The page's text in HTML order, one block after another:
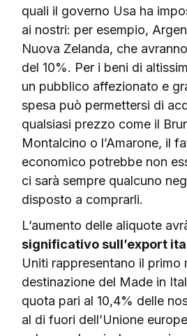
quali il governo Usa ha
ai nostri: per esempio,
Nuova Zelanda, che
del 10%. Per i beni di
un pubblico affezionato e
spesa può permettersi di
qualsiasi prezzo come il
Montalcino o l’Amarone, il
economico potrebbe non
ci sarà sempre qualcuno
disposto a comprarli.
L’aumento delle aliquote
significativo sull’export
Uniti rappresentano il primo
destinazione del Made in
quota pari al 10,4% delle
al di fuori dell’Unione